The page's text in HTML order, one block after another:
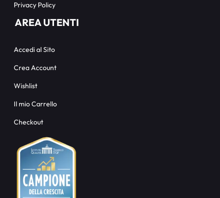
Privacy Policy
AREA UTENTI
Accedi al Sito
Crea Account
Wishlist
Il mio Carrello
Checkout